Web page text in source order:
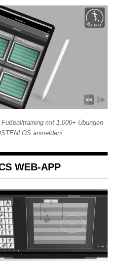
mit 1.000+ Übungen
anmelden!
WEB-APP